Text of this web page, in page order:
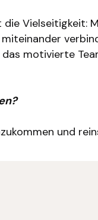
Vielseitigkeit:
motivierte
und